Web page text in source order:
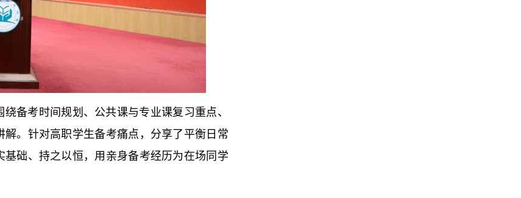
备考时间规划、公共课与专业课复习重点、
。针对高职学生备考痛点，分享了平衡日常
础、持之以恒，用亲身备考经历为在场同学